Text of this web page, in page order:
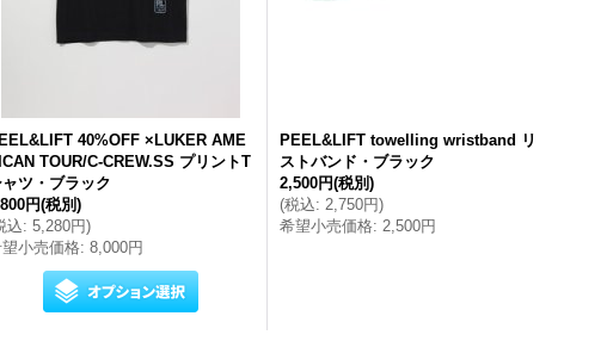
40%OFF ×LUKER AME
TOUR/C-CREW.SS プリントT
ツ・ブラック
円(税別)
込: 5,280円)
小売価格: 8,000円
PEEL&LIFT towelling wristband リ
ストバンド・ブラック
2,500円(税別)
(税込: 2,750円)
希望小売価格: 2,500円